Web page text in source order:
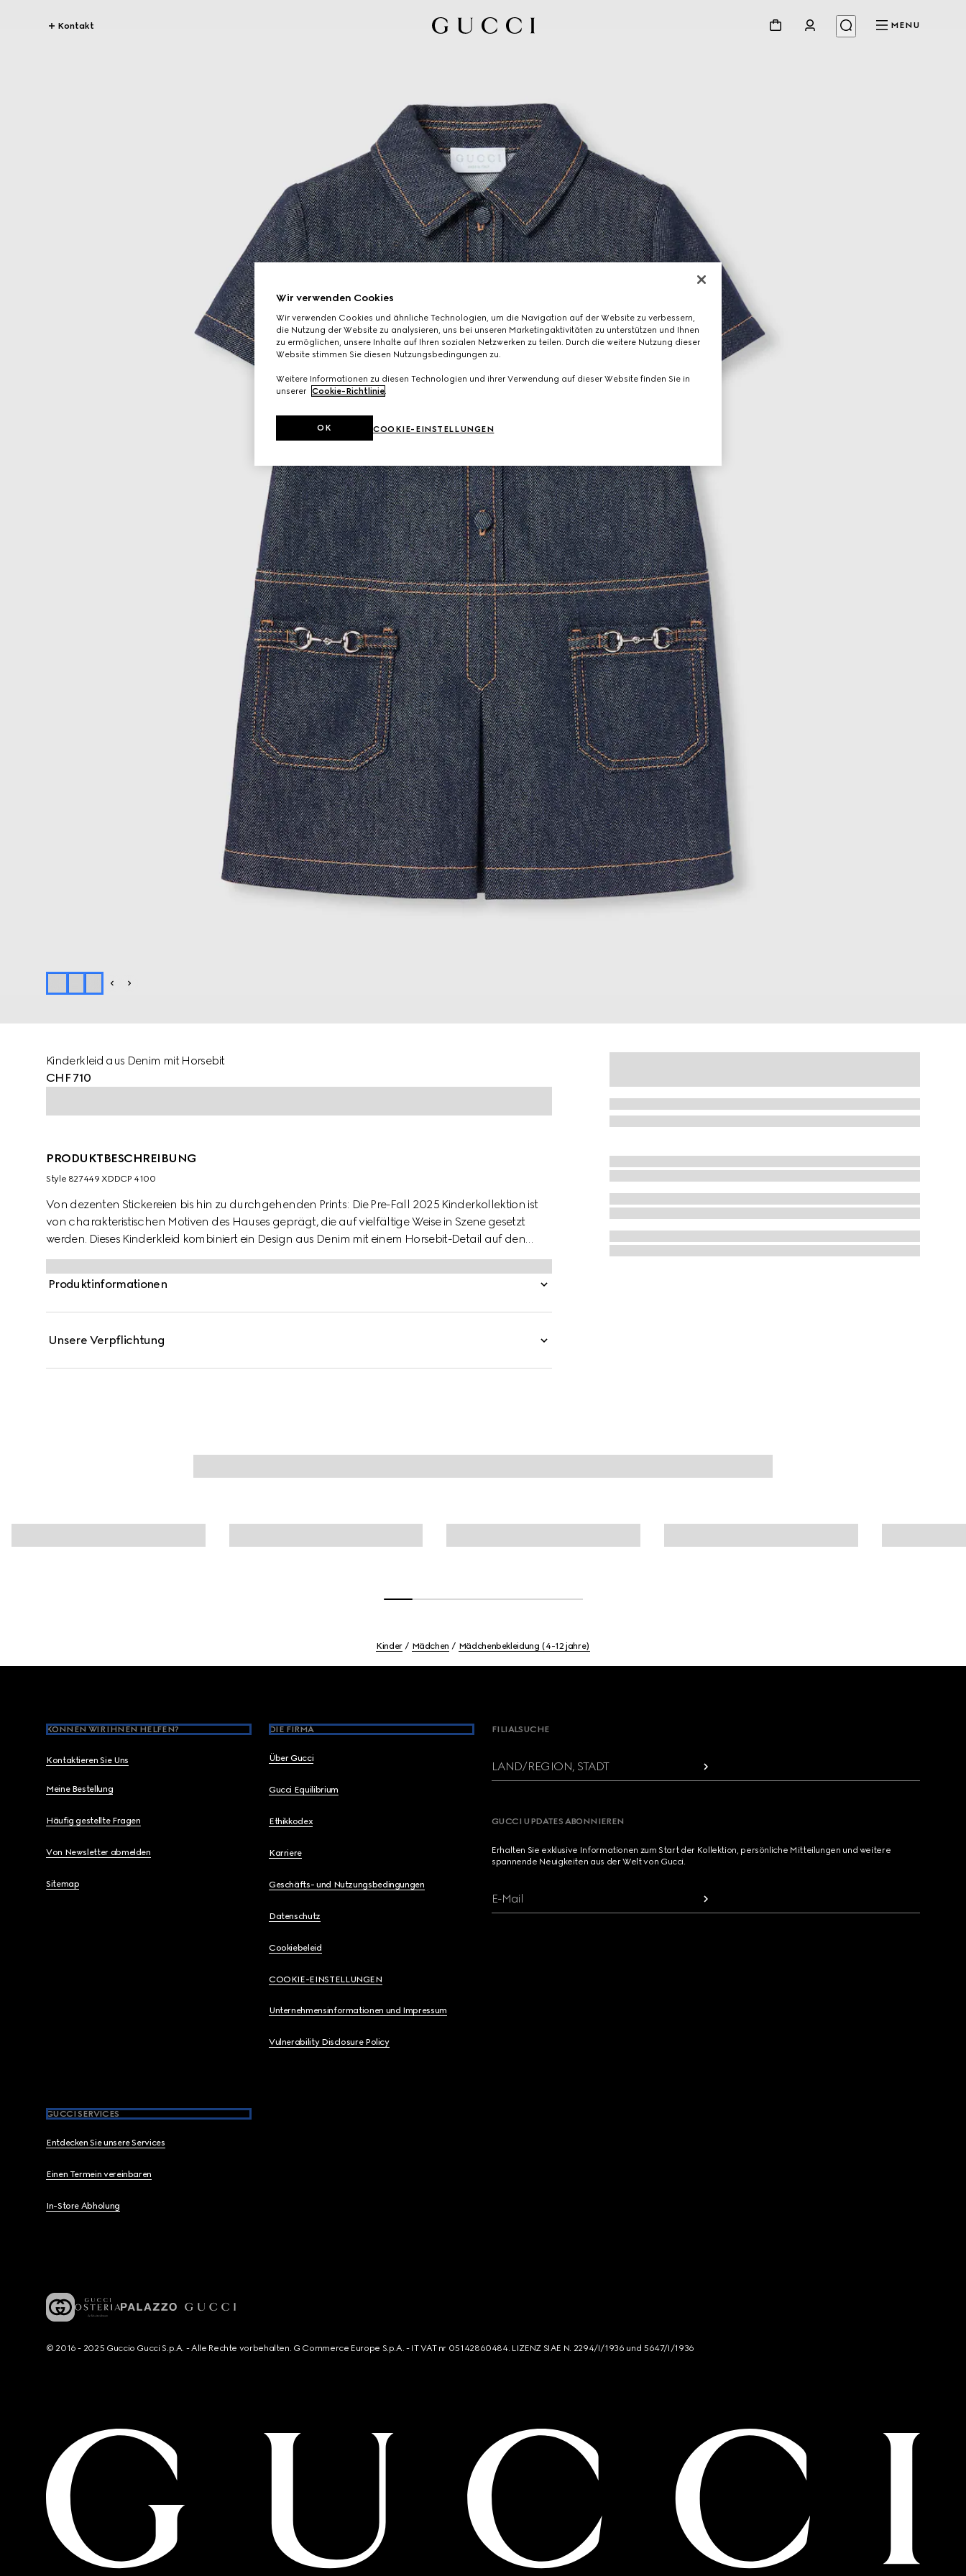
Kontakt MENU
Kinderkleid aus Denim mit Horsebit
CHF 710
PRODUKTBESCHREIBUNG
Style ‎827449 XDDCP 4100
Von dezenten Stickereien bis hin zu durchgehenden Prints: Die Pre-Fall 2025 Kinderkollektion ist
von charakteristischen Motiven des Hauses geprägt, die auf vielfältige Weise in Szene gesetzt
werden. Dieses Kinderkleid kombiniert ein Design aus Denim mit einem Horsebit-Detail auf den
Taschen.
Produktinformationen
Unsere Verpflichtung
Kinder Mädchen Mädchenbekleidung (4-12 jahre)
KÖNNEN WIR IHNEN HELFEN?
Kontaktieren Sie Uns
Meine Bestellung
Häufig gestellte Fragen
Von Newsletter abmelden
Sitemap
DIE FIRMA
Über Gucci
Gucci Equilibrium
Ethikkodex
Karriere
Geschäfts- und Nutzungsbedingungen
Datenschutz
Cookiebeleid
COOKIE-EINSTELLUNGEN
Unternehmensinformationen und Impressum
Vulnerability Disclosure Policy
GUCCI SERVICES
Entdecken Sie unsere Services
Einen Termein vereinbaren
In-Store Abholung
FILIALSUCHE
LAND/REGION, STADT
GUCCI UPDATES ABONNIEREN
Erhalten Sie exklusive Informationen zum Start der Kollektion, persönliche Mitteilungen und weitere
spannende Neuigkeiten aus der Welt von Gucci.
E-Mail
© 2016 - 2025 Guccio Gucci S.p.A. - Alle Rechte vorbehalten. G Commerce Europe S.p.A. - IT VAT nr 05142860484. LIZENZ SIAE N. 2294/I/1936 und 5647/I/1936
Wir verwenden Cookies
Wir verwenden Cookies und ähnliche Technologien, um die Navigation auf der Website zu verbessern,
die Nutzung der Website zu analysieren, uns bei unseren Marketingaktivitäten zu unterstützen und Ihnen
zu ermöglichen, unsere Inhalte auf Ihren sozialen Netzwerken zu teilen. Durch die weitere Nutzung dieser
Website stimmen Sie diesen Nutzungsbedingungen zu.
Weitere Informationen zu diesen Technologien und ihrer Verwendung auf dieser Website finden Sie in
unserer Cookie-Richtlinie.
COOKIE-EINSTELLUNGEN
OK